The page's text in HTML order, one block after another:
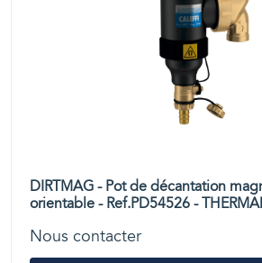
DIRTMAG - Pot de décantation
orientable - Ref.PD54526 -
Nous contacter